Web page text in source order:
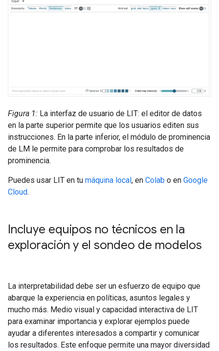
Figura 1: La interfaz de usuario de LIT: el editor de datos
en la parte superior permite que los usuarios editen sus
instrucciones. En la parte inferior, el módulo de prominencia
de LM le permite para comprobar los resultados de
prominencia.
Puedes usar LIT en tu máquina local, en Colab o en Google
Cloud.
Incluye equipos no técnicos en la
exploración y el sondeo de modelos
La interpretabilidad debe ser un esfuerzo de equipo que
abarque la experiencia en políticas, asuntos legales y
mucho más. Medio visual y capacidad interactiva de LIT
para examinar importancia y explorar ejemplos puede
ayudar a diferentes interesados a compartir y comunicar
los resultados. Este enfoque permite una mayor diversidad